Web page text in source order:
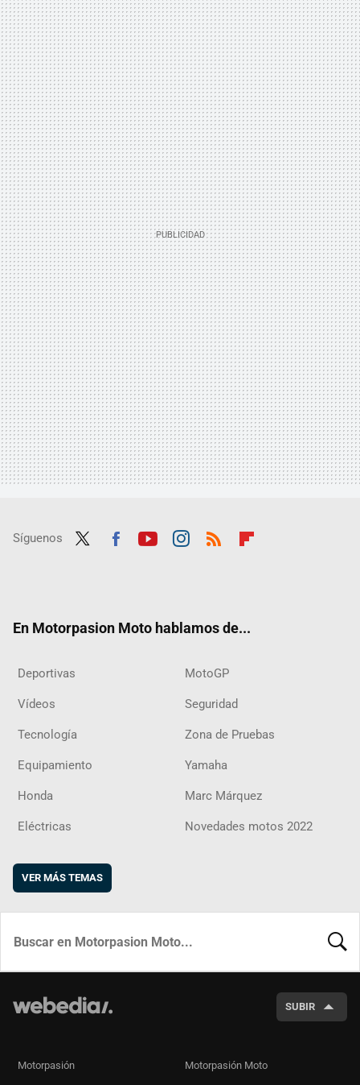
Síguenos
En Motorpasion Moto hablamos de...
Deportivas MotoGP
Vídeos Seguridad
Tecnología Zona de Pruebas
Equipamiento Yamaha
Honda Marc Márquez
Eléctricas Novedades motos 2022
VER MÁS TEMAS
SUBIR
Motorpasión Motorpasión Moto